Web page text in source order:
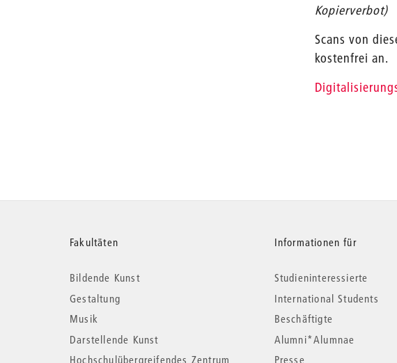
Kopierverbot)
Scans von
kostenfrei an.
Weitere
Informationen
Fakultäten
Bildende Kunst
Gestaltung
Musik
Darstellende Kunst
Hochschulübergreifendes Zentrum
Informationen für
Studieninteressierte
International Students
Beschäftigte
Alumni*Alumnae
Presse